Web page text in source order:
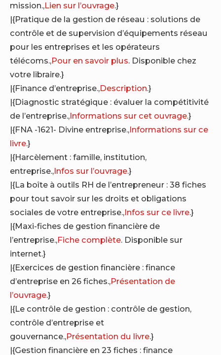
mission.,Lien sur l’ouvrage.}
|{Pratique de la gestion de réseau : solutions de
contrôle et de supervision d’équipements réseau
pour les entreprises et les opérateurs
télécoms.,Pour en savoir plus. Disponible chez
votre libraire.}
|{Finance d’entreprise.,Description.}
|{Diagnostic stratégique : évaluer la compétitivité
de l’entreprise.,Informations sur cet ouvrage.}
|{FNA -1621- Divine entreprise.,Informations sur ce
livre.}
|{Harcèlement : famille, institution,
entreprise.,Infos sur l’ouvrage.}
|{La boîte à outils RH de l’entrepreneur : 38 fiches
pour tout savoir sur les droits et obligations
sociales de votre entreprise.,Infos sur ce livre.}
|{Maxi-fiches de gestion financière de
l’entreprise.,Fiche complète. Disponible sur
internet.}
|{Exercices de gestion financière : finance
d’entreprise en 26 fiches.,Présentation de
l’ouvrage.}
|{Le contrôle de gestion : contrôle de gestion,
contrôle d’entreprise et
gouvernance.,Présentation du livre.}
|{Gestion financière en 23 fiches : finance